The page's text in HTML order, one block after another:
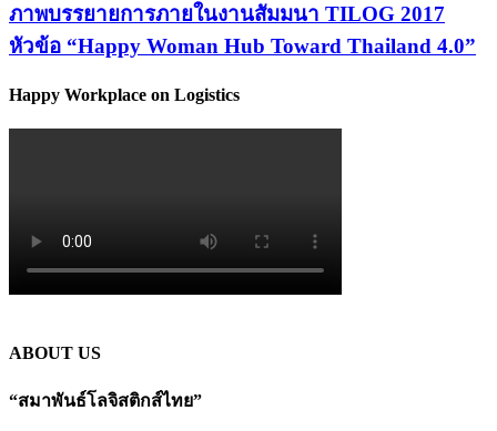
ภาพบรรยายการภายในงานสัมมนา TILOG 2017
หัวข้อ “Happy Woman Hub Toward Thailand 4.0”
Happy Workplace on Logistics
ABOUT US
“สมาพันธ์โลจิสติกส์ไทย”